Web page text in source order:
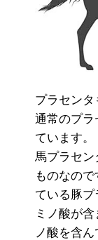
プラセンタ
通常のプラ
ています。
馬プラセン
ものなの
ている豚
ミノ酸が
ノ酸を含ん